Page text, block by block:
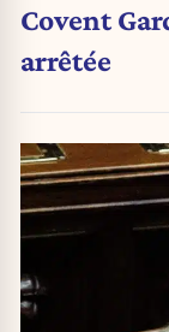
Covent
arrêtée